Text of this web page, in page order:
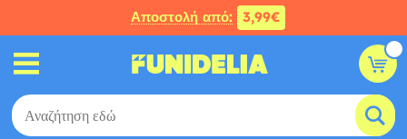
Αποστολή από: 3,99€